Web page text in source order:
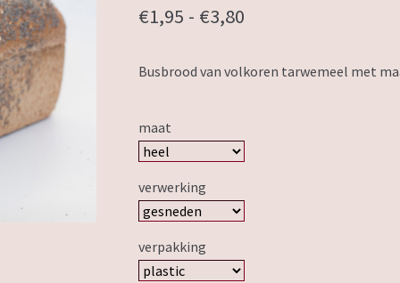
€1,95 - €3,80Prijsklasse:
tot
Busbrood van volkoren tarwemeel met
maat
verwerking
verpakking